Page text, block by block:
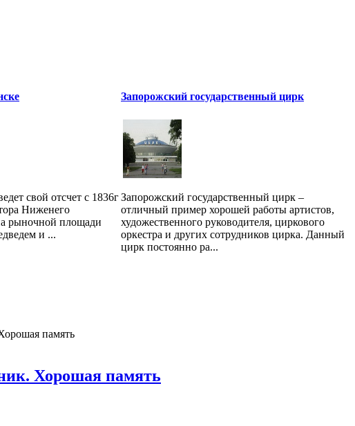
свой отсчет с 1836г
Ниженего
рыночной площади
и ...
Запорожский государственный цирк
Запорожский государственный цирк –
отличный пример хорошей работы артистов,
художественного руководителя, циркового
оркестра и других сотрудников цирка. Данный
цирк постоянно ра...
память
Хорошая память